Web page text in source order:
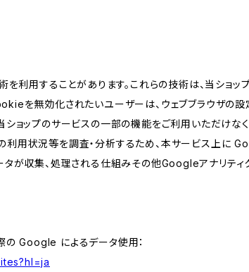
利用することがあります。これらの技術は、当ショッ
を無効化されたいユーザーは、ウェブブラウザの
ョップのサービスの一部の機能をご利用いただけな
の利用状況等を調査・分析するため、本サービス上
タが収集、処理される仕組みその他Googleアナリティ
Google によるデータ使用：